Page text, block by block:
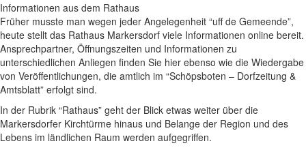
Informationen aus dem Rathaus
Früher musste man wegen jeder Angelegenheit “uff de Gemeende”,
heute stellt das Rathaus Markersdorf viele Informationen online bereit.
Ansprechpartner, Öffnungszeiten und Informationen zu
unterschiedlichen Anliegen finden Sie hier ebenso wie die Wiedergabe
von Veröffentlichungen, die amtlich im “Schöpsboten – Dorfzeitung &
Amtsblatt” erfolgt sind.
In der Rubrik “Rathaus” geht der Blick etwas weiter über die
Markersdorfer Kirchtürme hinaus und Belange der Region und des
Lebens im ländlichen Raum werden aufgegriffen.